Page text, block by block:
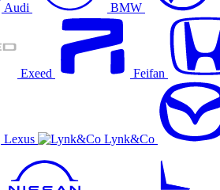
Audi BMW
Exeed Feifan
Lexus Lynk&Co